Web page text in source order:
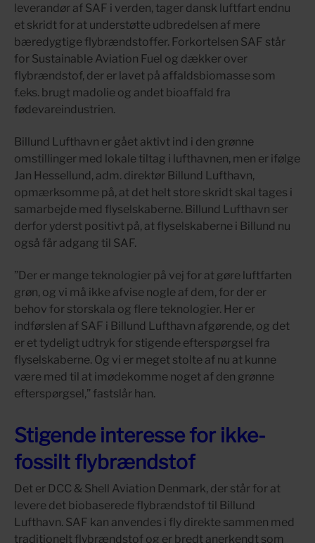
leverandør af SAF i verden, tager dansk luftfart endnu
et skridt for at understøtte udbredelsen af mere
bæredygtige flybrændstoffer. Forkortelsen SAF står
for Sustainable Aviation Fuel og dækker over
flybrændstof, der er lavet på affaldsbiomasse som
f.eks. brugt madolie og andet bioaffald fra
fødevareindustrien.
Billund Lufthavn er gået aktivt ind i den grønne
omstillinger med lokale tiltag i lufthavnen, men er ifølge
Jan Hessellund, adm. direktør Billund Lufthavn,
opmærksomme på, at det helt store skridt skal tages i
samarbejde med flyselskaberne. Billund Lufthavn ser
derfor yderst positivt på, at flyselskaberne i Billund nu
også får adgang til SAF.
”Der er mange teknologier på vej for at gøre luftfarten
grøn, og vi må ikke afvise nogle af dem, for der er
behov for storskala og flere teknologier. Her er
indførslen af SAF i Billund Lufthavn afgørende, og det
er et tydeligt udtryk for stigende efterspørgsel fra
flyselskaberne. Og vi er meget stolte af nu at kunne
være med til at imødekomme noget af den grønne
efterspørgsel,” fastslår han.
Stigende interesse for ikke-
fossilt flybrændstof
Det er DCC & Shell Aviation Denmark, der står for at
levere det biobaserede flybrændstof til Billund
Lufthavn. SAF kan anvendes i fly direkte sammen med
traditionelt flybrændstof og er bredt anerkendt som